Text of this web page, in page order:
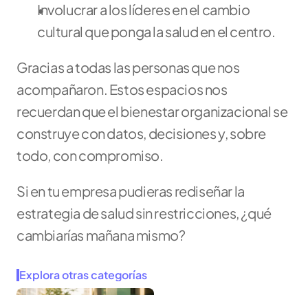
Involucrar a los líderes en el cambio
cultural que ponga la salud en el centro.
Gracias a todas las personas que nos
acompañaron. Estos espacios nos
recuerdan que el bienestar organizacional se
construye con datos, decisiones y, sobre
todo, con compromiso.
Si en tu empresa pudieras rediseñar la
estrategia de salud sin restricciones, ¿qué
cambiarías mañana mismo?
Explora otras categorías